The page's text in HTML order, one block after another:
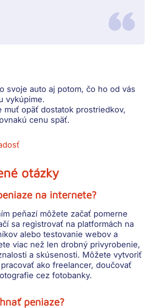
svoje auto aj potom, čo ho od vás
vykúpime.
muť opäť dostatok prostriedkov,
cenu späť.
otázky
na internete?
peňazí môžete začať pomerne
sa registrovať na platformách na
alebo testovanie webov a
viac než len drobný privyrobenie,
a skúsenosti. Môžete vytvoriť
ako freelancer, doučovať
cez fotobanky.
peniaze?